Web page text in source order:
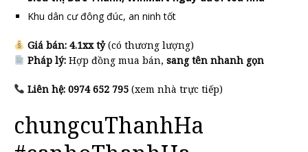
Khu dân cư đông đúc, an ninh tốt
Giá bán: 4.1xx tỷ(có thương lượng)
Pháp lý:Hợp đồng mua bán, sang tên nhanh gọn
Liên hệ: 0974 652 795(xem nhà trực tiếp)
chungcuThanhHa